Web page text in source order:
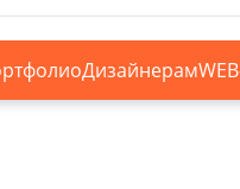
Дизайнерам